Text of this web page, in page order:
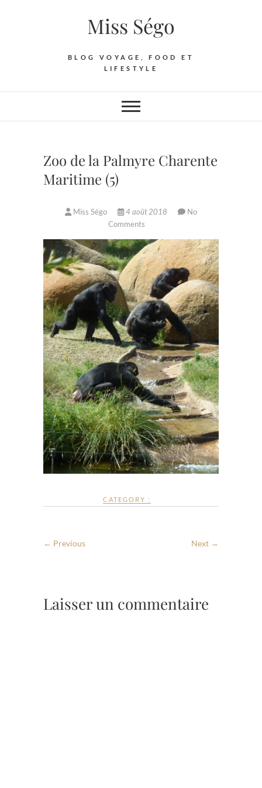
Miss Ségo
BLOG VOYAGE, FOOD ET
LIFESTYLE
Zoo de la Palmyre Charente
Maritime (5)
Miss Ségo 4 août 2018
No
Comments
CATEGORY :
← Previous Next →
Laisser un commentaire